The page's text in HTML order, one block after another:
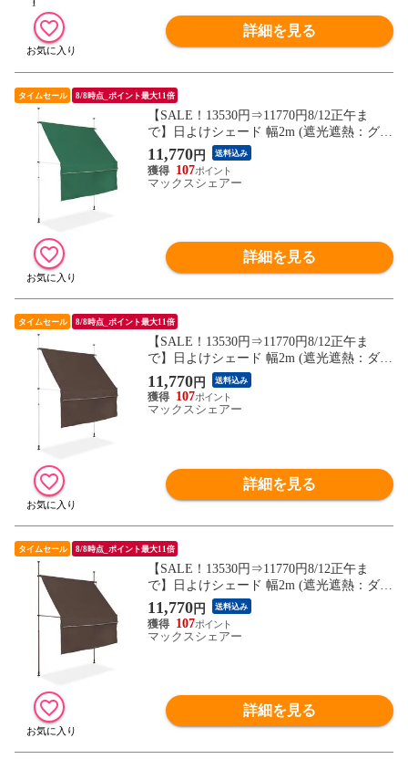
詳細を見る
タイムセール 8/8時点_ポイント最大11倍
【SALE！13530円⇒11770円8/12正午ま
で】日よけシェード 幅2m (遮光遮熱：グリ
ーン/ホワイトフレーム/本体&前幕付セッ
ト) つっぱり式 巻き上げ オーニング UVカ
ット 撥水 サンシェード 折りたたみ 目隠し
11,770円 送料込み
107
マックスシェアー
詳細を見る
タイムセール 8/8時点_ポイント最大11倍
【SALE！13530円⇒11770円8/12正午ま
で】日よけシェード 幅2m (遮光遮熱：ダー
クブラウン/ホワイトフレーム/本体&前幕
付セット) つっぱり式 巻き上げ オーニング
UVカット 撥水 サンシェード 折りたたみ
11,770円 送料込み
107
マックスシェアー
詳細を見る
タイムセール 8/8時点_ポイント最大11倍
【SALE！13530円⇒11770円8/12正午ま
で】日よけシェード 幅2m (遮光遮熱：ダー
クブラウン/ブラウンフレーム/本体&前幕
付セット) つっぱり式 巻き上げ オーニング
UVカット 撥水 サンシェード 折りたたみ
11,770円 送料込み
107
マックスシェアー
詳細を見る